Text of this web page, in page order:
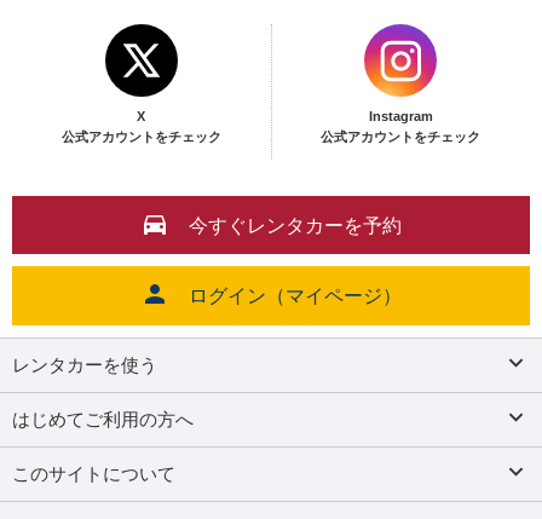
X
公式アカウントをチェック
Instagram
公式アカウントをチェック
今すぐレンタカーを予約
ログイン（マイページ）
レンタカーを使う
はじめてご利用の方へ
このサイトについて